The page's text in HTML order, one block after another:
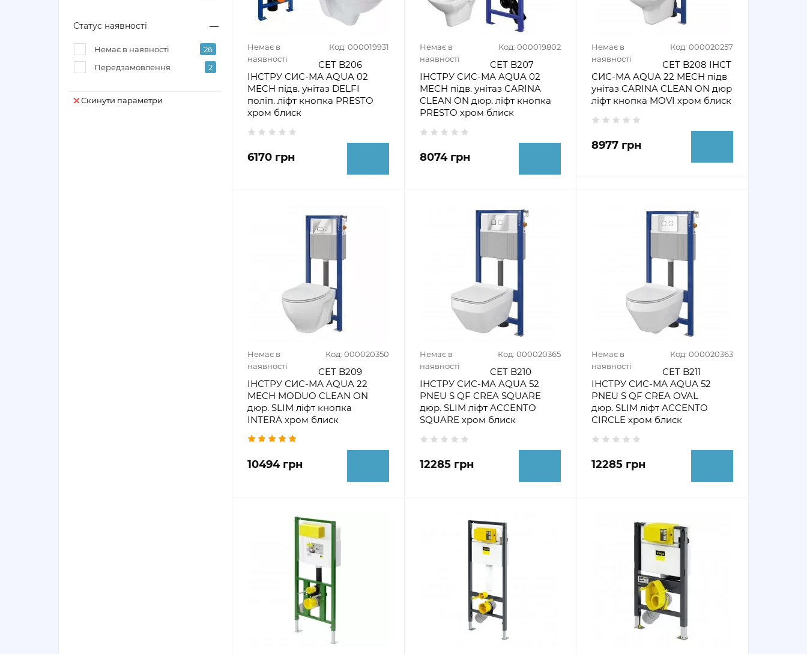
Статус наявності
Немає в наявності
26
Передзамовлення
2
Скинути параметри
Немає в
наявності
Код: 000019931
CET B206
ІНСТРУ СИС-МА AQUA 02
MECH підв. унітаз DELFI
поліп. ліфт кнопка PRESTO
хром блиск
6170 грн
Немає в
наявності
Код: 000019802
CET B207
ІНСТРУ СИС-МА AQUA 02
MECH підв. унітаз CARINA
CLEAN ON дюр. ліфт кнопка
PRESTO хром блиск
8074 грн
Немає в
наявності
Код: 000020257
CET B208 ІНСТ
СИС-МА AQUA 22 MECH підв
унітаз CARINA CLEAN ON дюр
ліфт кнопка MOVI хром блиск
8977 грн
Немає в
наявності
Код: 000020350
CET B209
ІНСТРУ СИС-МА AQUA 22
MECH MODUO CLEAN ON
дюр. SLIM ліфт кнопка
INTERA хром блиск
10494 грн
Немає в
наявності
Код: 000020365
CET B210
ІНСТРУ СИС-МА AQUA 52
PNEU S QF CREA SQUARE
дюр. SLIM ліфт ACCENTO
SQUARE хром блиск
12285 грн
Немає в
наявності
Код: 000020363
CET B211
ІНСТРУ СИС-МА AQUA 52
PNEU S QF CREA OVAL
дюр. SLIM ліфт ACCENTO
CIRCLE хром блиск
12285 грн